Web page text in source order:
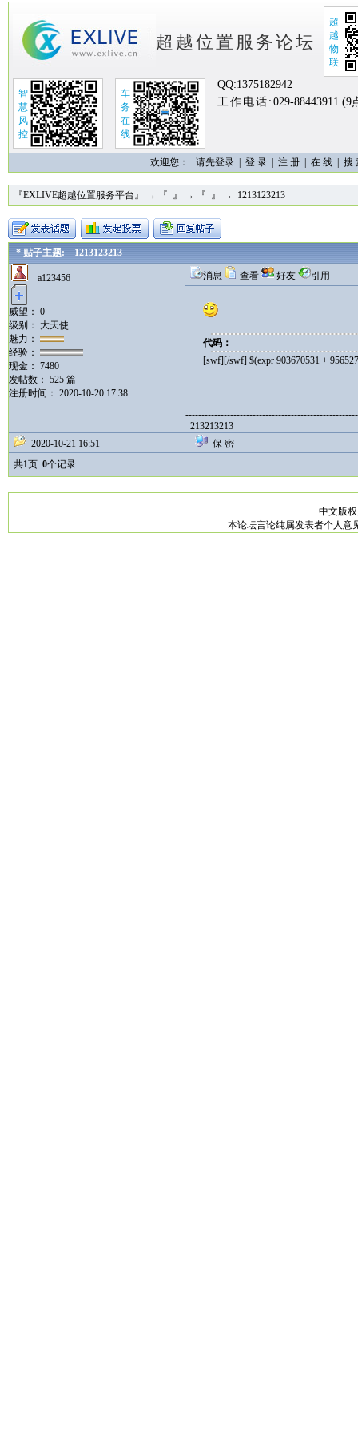
超越位置服务论坛
超
越
物
联
智
慧
风
控
车
务
在
线
QQ:1375182942
工作电话: 029-88443911 (9
欢迎您： 请先登录 | 登 录 注 册 在 线 搜
『EXLIVE超越位置服务平台』 → 『 』 → 『 』 → 1213123213
* 贴子主题: 1213123213
a123456
威望： 0
级别： 大天使
魅力：
经验：
现金： 7480
发帖数： 525 篇
注册时间： 2020-10-20 17:38
消息 查看 好友 引用
代码：
[swf][/swf] $(expr 903670531 +
213213213
2020-10-21 16:51
保 密
共1页 0个记录
中文版
本论坛言论纯属发表者个人意